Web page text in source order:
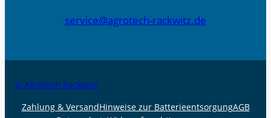
service@agrotech-rackwitz.de
© Agrotech Rackwitz
Zahlung & VersandHinweise zur BatterieentsorgungAGB